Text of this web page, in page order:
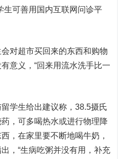
生可善用国内互联网问诊平
超市买回来的东西和购物
意义，“回来用流水洗手比一
生给出建议称，38.5摄氏
，可多喝热水或进行物理降
，在家里要不断地喝牛奶，
，“生病吃粥并没有用，补充